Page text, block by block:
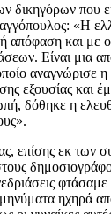
δικηγόρων που
«Η
απόφαση και με
Είναι μια
αναγνώρισε η
εξουσίας και
δόθηκε η
επίσης εκ των
φτάσαμε
ηχηρά